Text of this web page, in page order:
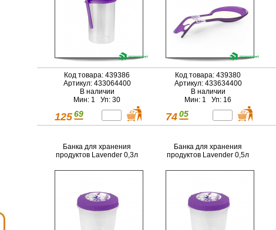
Код товара: 439386
Артикул: 433064400
В наличии
Мин: 1 Уп: 30
125 69
Код товара: 439380
Артикул: 433634400
В наличии
Мин: 1 Уп: 16
74 05
Банка для хранения
продуктов Lavender 0,3л
Банка для хранения
продуктов Lavender 0,5л